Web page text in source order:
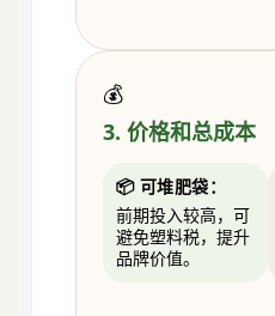
💰
3. 价格和总成本
📦 可堆肥袋：
前期投入较高，可
避免塑料税，提升
品牌价值。